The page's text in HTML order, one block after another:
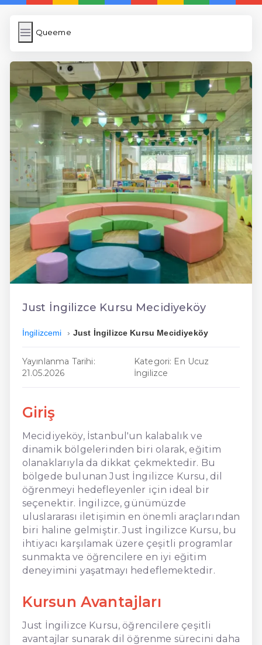
Queeme
Queeme
Karekod Oluşturma
WP Cache
Anasayfa
5 Günde İngilizce
İngilizce
Dil Eğitimi
En Hızlı İngilizce
En Kolay İngilizce
En Ucuz İngilizce
En Uygun İngilizce
Hızlı İngilizce
Just İngilizce Kursu Mecidiyeköy
İngilizcemi Just İngilizce Kursu Mecidiyeköy
Yayınlanma Tarihi:
21.05.2026
Kategori: En Ucuz
İngilizce
Giriş
Mecidiyeköy, İstanbul'un kalabalık ve
dinamik bölgelerinden biri olarak, eğitim
olanaklarıyla da dikkat çekmektedir. Bu
bölgede bulunan Just İngilizce Kursu, dil
öğrenmeyi hedefleyenler için ideal bir
seçenektir. İngilizce, günümüzde
uluslararası iletişimin en önemli araçlarından
biri haline gelmiştir. Just İngilizce Kursu, bu
ihtiyacı karşılamak üzere çeşitli programlar
sunmakta ve öğrencilere en iyi eğitim
deneyimini yaşatmayı hedeflemektedir.
Kursun Avantajları
Just İngilizce Kursu, öğrencilere çeşitli
avantajlar sunarak dil öğrenme sürecini daha